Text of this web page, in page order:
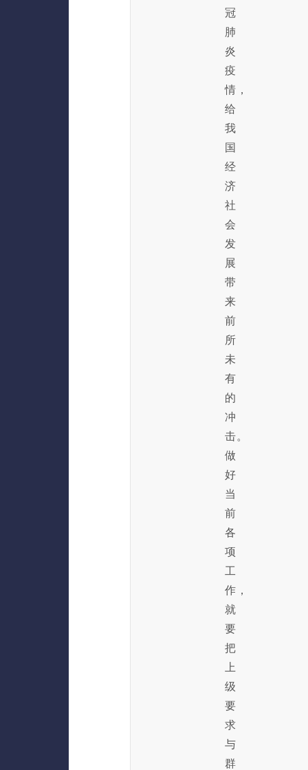
冠
肺
炎
疫
情，
给
我
国
经
济
社
会
发
展
带
来
前
所
未
有
的
冲
击。
做
好
当
前
各
项
工
作，
就
要
把
上
级
要
求
与
群